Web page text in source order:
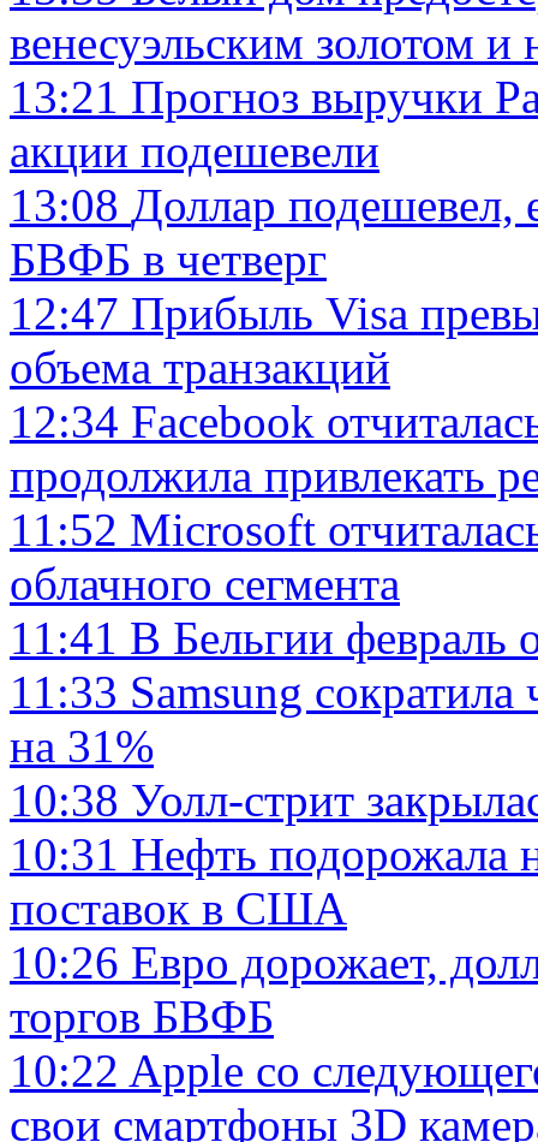
венесуэльским золотом и
13:21 Прогноз выручки
акции подешевели
13:08 Доллар подешевел,
БВФБ в четверг
12:47 Прибыль Visa
объема транзакций
12:34 Facebook
продолжила привлекать
11:52 Microsoft
облачного сегмента
11:41 В Бельгии февраль
11:33 Samsung
на 31%
10:38 Уолл-стрит
10:31 Нефть подорожала
поставок в США
10:26 Евро дорожает,
торгов БВФБ
10:22 Apple со
свои смартфоны 3D